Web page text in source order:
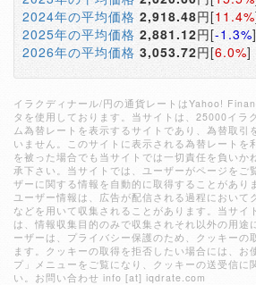
2024年の平均価格 2,918.48円[11.4%
2025年の平均価格 2,881.12円[-1.3%]
2026年の平均価格 3,053.72円[6.0%]
イラクディナール/円の通貨レートはYahoo!
タを使用しております。当サイトは、25000イラ
ム為替レートを表示するサイトであり、為替取引
いません。このサイトに表示される為替レートを
を被った場合でも当サイトでは一切責任を負いか
承下さい。当サイトでは、ユーザーがページをご
ザーに関する情報を自動的に取得することがあり
ユーザー情報は、広告が配信される過程において
などを用いて収集されることがあります。当サイ
は、情報収集目的のみで収集されそれ以外の用途
ーザーは、プライバシー保護のため、クッキーの
ます。クッキーの取得を拒否したい場合には、お
プ」メニューをご覧になり、クッキーの送受信に
い。お問い合わせ info [at] iqdrate.com